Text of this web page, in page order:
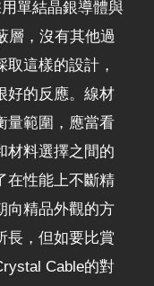
單結晶銀導體與
層，沒有其他過
這樣的設計，
好的反應。線材
量範圍，應當看
材料選擇之間的
在性能上不斷精
向精品外觀的方
長，但如要比賞
Cable的對